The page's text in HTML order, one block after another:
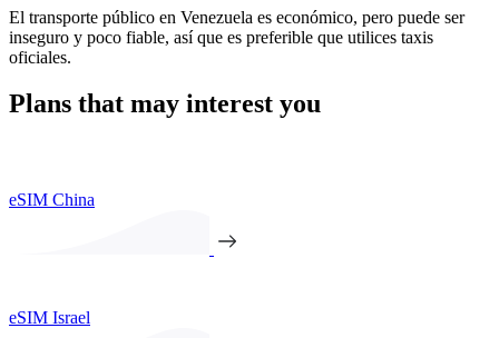
El transporte público en Venezuela es económico, pero puede ser
inseguro y poco fiable, así que es preferible que utilices taxis
oficiales.
Plans that may interest you
eSIM China
eSIM Israel